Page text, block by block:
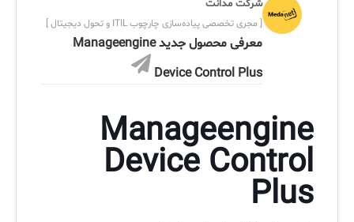
شرکت مدانت
[ مجری تخصصی پیاده‌سازی چارچوب ITIL و تحول دیجیتال ]
معرفی محصول جدید Manageengine
Device Control Plus
Manageengine
Device Control
Plus
اندپوینت سنترال [سامانه مدیریت نقاط پایانی]
AD360
مجموعه راهکارهای آیناک
آموزش‌ ویدیویی مفاهیم سرویس دسک
ITIL & SDP
لیست دوره‌ها